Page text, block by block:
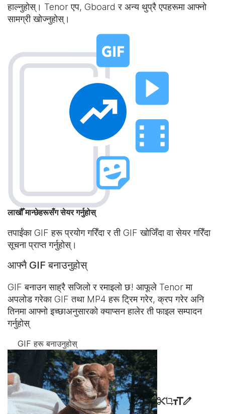
हाल्नुहोस्। Tenor एप, Gboard र अन्य थुप्रै एपहरूमा आफ्नो
सामग्री खोज्नुहोस्।
लाखौँ मान्छेहरूसँग सेयर गर्नुहोस्
तपाईंका GIF हरू प्रयोग गरिँदा र ती GIF खोजिँदा वा सेयर गरिँदा
सूचना प्राप्त गर्नुहोस्।
आफ्नै GIF बनाउनुहोस्
GIF बनाउन साह्रै सजिलो र रमाइलो छ! आफूले Tenor मा
अपलोड गरेका GIF तथा MP4 हरू ट्रिम गरेर, क्रप गरेर अनि
तिनमा आफ्नो इच्छाअनुसारको क्याप्सन हालेर ती फाइल सम्पादन
गर्नुहोस्
GIF हरू बनाउनुहोस्